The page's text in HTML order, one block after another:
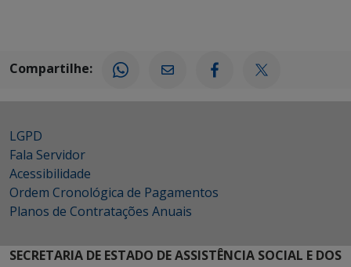
Compartilhe:
LGPD
Fala Servidor
Acessibilidade
Ordem Cronológica de Pagamentos
Planos de Contratações Anuais
SECRETARIA DE ESTADO DE ASSISTÊNCIA SOCIAL E DOS